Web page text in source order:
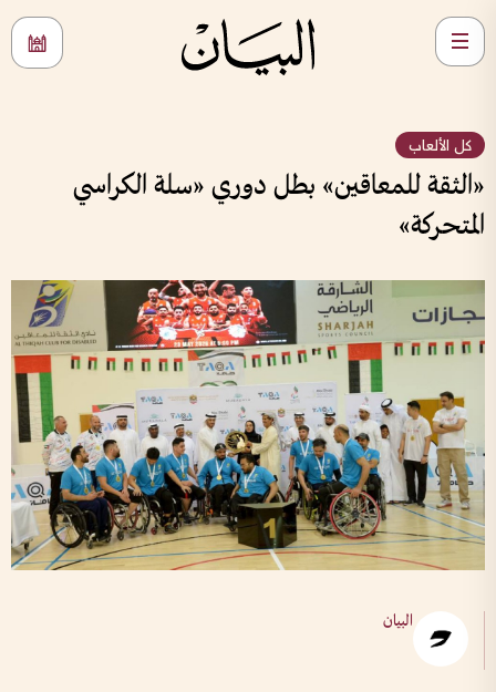
كل الألعاب
«الثقة للمعاقين» بطل دوري «سلة الكراسي
المتحركة»
البيان